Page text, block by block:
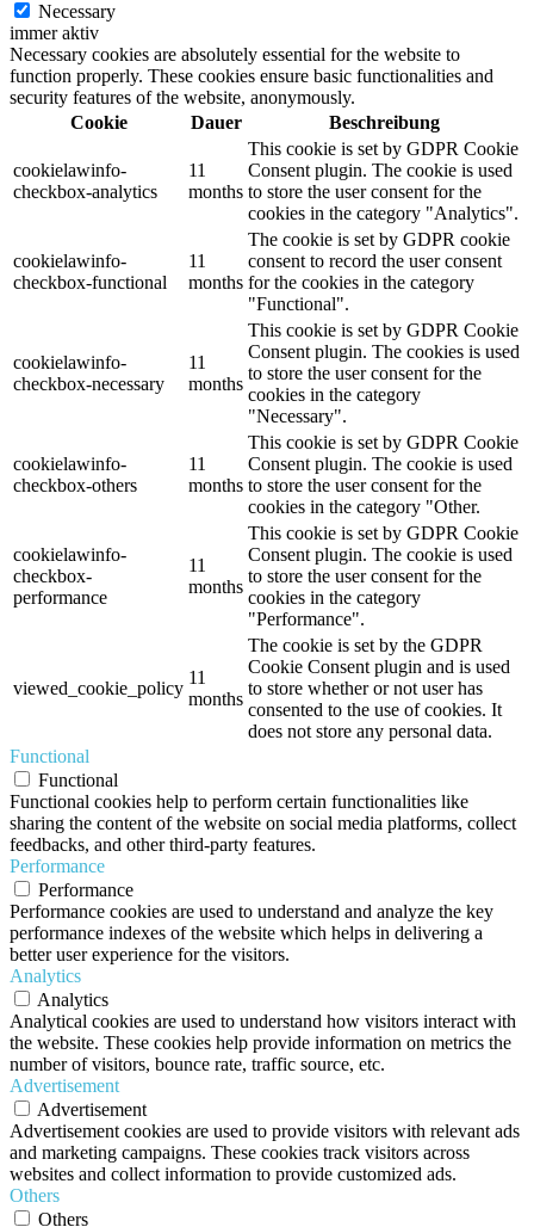
Necessary
immer aktiv
Necessary cookies are absolutely essential for the website to
function properly. These cookies ensure basic functionalities and
security features of the website, anonymously.
Cookie
Dauer Beschreibung
cookielawinfo-
checkbox-analytics
11
months
This cookie is set by GDPR Cookie
Consent plugin. The cookie is used
to store the user consent for the
cookies in the category "Analytics".
cookielawinfo-
checkbox-functional
11
months
The cookie is set by GDPR cookie
consent to record the user consent
for the cookies in the category
"Functional".
cookielawinfo-
checkbox-necessary
11
months
This cookie is set by GDPR Cookie
Consent plugin. The cookies is used
to store the user consent for the
cookies in the category
"Necessary".
cookielawinfo-
checkbox-others
11
months
This cookie is set by GDPR Cookie
Consent plugin. The cookie is used
to store the user consent for the
cookies in the category "Other.
cookielawinfo-
checkbox-
performance
11
months
This cookie is set by GDPR Cookie
Consent plugin. The cookie is used
to store the user consent for the
cookies in the category
"Performance".
viewed_cookie_policy
11
months
The cookie is set by the GDPR
Cookie Consent plugin and is used
to store whether or not user has
consented to the use of cookies. It
does not store any personal data.
Functional
Functional
Functional cookies help to perform certain functionalities like
sharing the content of the website on social media platforms, collect
feedbacks, and other third-party features.
Performance
Performance
Performance cookies are used to understand and analyze the key
performance indexes of the website which helps in delivering a
better user experience for the visitors.
Analytics
Analytics
Analytical cookies are used to understand how visitors interact with
the website. These cookies help provide information on metrics the
number of visitors, bounce rate, traffic source, etc.
Advertisement
Advertisement
Advertisement cookies are used to provide visitors with relevant ads
and marketing campaigns. These cookies track visitors across
websites and collect information to provide customized ads.
Others
Others